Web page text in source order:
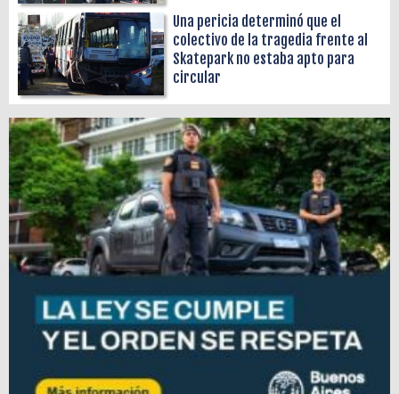
Una pericia determinó que el
colectivo de la tragedia frente al
Skatepark no estaba apto para
circular